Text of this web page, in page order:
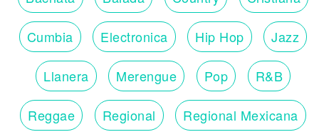
Cumbia Electronica Hip Hop Jazz
Llanera Merengue Pop R&B
Reggae Regional Regional Mexicana